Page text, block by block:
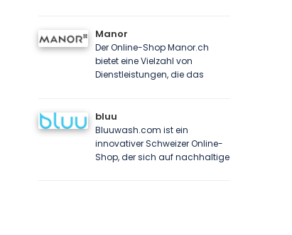
Manor
Der Online-Shop Manor.ch
bietet eine Vielzahl von
Dienstleistungen, die das
bluu
Bluuwash.com ist ein
innovativer Schweizer Online-
Shop, der sich auf nachhaltige